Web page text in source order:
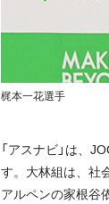
梶本一花選手
「アスナビ」は、
す。大林組は、社
アルペンの家根谷